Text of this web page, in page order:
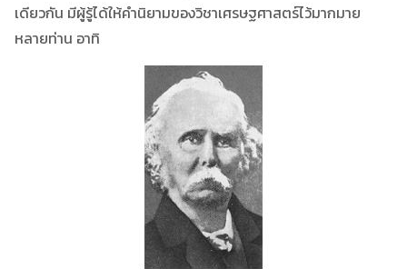
เดียวกัน มีผู้รู้ได้ให้คำนิยามของวิชาเศรษฐศาสตร์ไว้มากมาย
หลายท่าน อาทิ